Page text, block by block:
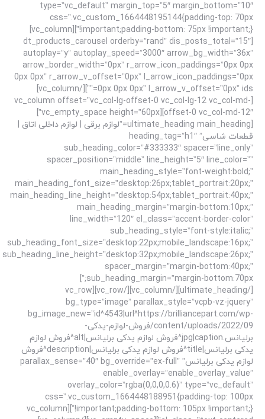
type=”vc_default” margin_top=”5″ margin_bottom=”10″
css=”.vc_custom_1664448195144{padding-top: 70px
!important;padding-bottom: 75px !important;}”][vc_column]
[dt_products_carousel orderby=”rand” dis_posts_total=”15″
autoplay=”y” autoplay_speed=”3000″ arrow_bg_width=”36x”
arrow_border_width=”0px” r_arrow_icon_paddings=”0px 0px
0px 0px” r_arrow_v_offset=”0px” l_arrow_icon_paddings=”0px
0px 0px 0px” l_arrow_v_offset=”0px” ids=””][/vc_column]
[vc_column offset=”vc_col-lg-offset-0 vc_col-lg-12 vc_col-md-
offset-0 vc_col-md-12″][vc_empty_space height=”60px”]
[ultimate_heading main_heading=”لوازم برقی | لوازم داخلی اتاق |
قطعات شاسی” heading_tag=”h1″
sub_heading_color=”#333333″ spacer=”line_only”
spacer_position=”middle” line_height=”5″ line_color=””
main_heading_style=”font-weight:bold;”
main_heading_font_size=”desktop:26px;tablet_portrait:20px;”
main_heading_line_height=”desktop:54px;tablet_portrait:40px;”
main_heading_margin=”margin-bottom:10px;”
line_width=”120″ el_class=”accent-border-color”
sub_heading_style=”font-style:italic;”
sub_heading_font_size=”desktop:22px;mobile_landscape:16px;”
sub_heading_line_height=”desktop:32px;mobile_landscape:26px;”
spacer_margin=”margin-bottom:40px;”
sub_heading_margin=”margin-bottom:70px;”]
[/ultimate_heading][/vc_column][/vc_row][vc_row
bg_type=”image” parallax_style=”vcpb-vz-jquery”
bg_image_new=”id^4543|url^https://brilliancepart.com/wp-
content/uploads/2022/09/فروش-لوازم-یدکی-
برلیانس.jpg|caption^فروش لوازم یدکی برلیانس|alt^فروش لوازم
یدکی برلیانس|title^فروش لوازم یدکی برلیانس|description^فروش
لوازم یدکی برلیانس” parallax_sense=”40″ bg_override=”ex-full”
enable_overlay=”enable_overlay_value”
overlay_color=”rgba(0,0,0,0.6)” type=”vc_default”
css=”.vc_custom_1664448188951{padding-top: 100px
!important;padding-bottom: 105px !important;}”][vc_column